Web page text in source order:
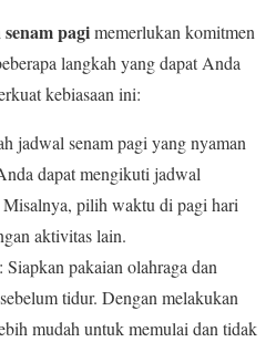
pagimemerlukan komitmen
langkah yang dapat Anda
kebiasaan ini:
jadwal senam pagi yang nyaman
dapat mengikuti jadwal
Misalnya, pilih waktu di pagi hari
aktivitas lain.
pakaian olahraga dan
tidur. Dengan melakukan
mudah untuk memulai dan tidak